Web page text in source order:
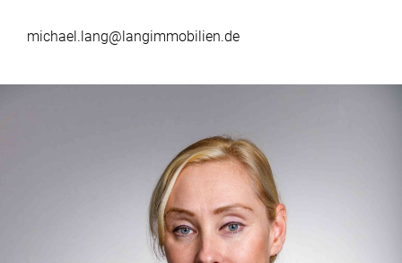
michael.lang@langimmobilien.de